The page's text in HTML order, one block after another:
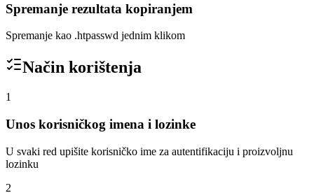
Spremanje rezultata kopiranjem
Spremanje kao .htpasswd jednim klikom
Način korištenja
1
Unos korisničkog imena i lozinke
U svaki red upišite korisničko ime za autentifikaciju i proizvoljnu
lozinku
2